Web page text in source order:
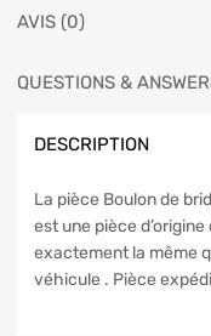
AVIS (0)
QUESTIONS &
DESCRIPTION
La pièce Boulon de
est une pièce
exactement la même
véhicule . Pièce